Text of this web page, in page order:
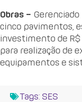
Obras – Gerenciado
cinco pavimentos,
investimento de R$
para realização de
equipamentos e
Tags: SES